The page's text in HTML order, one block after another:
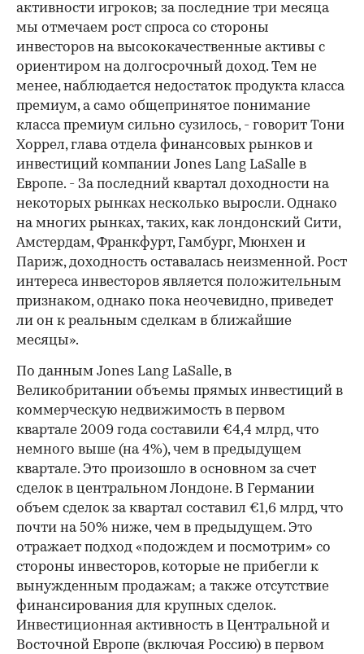
активности игроков; за последние три месяца
мы отмечаем рост спроса со стороны
инвесторов на высококачественные активы с
ориентиром на долгосрочный доход. Тем не
менее, наблюдается недостаток продукта класса
премиум, а само общепринятое понимание
класса премиум сильно сузилось, - говорит Тони
Хоррел, глава отдела финансовых рынков и
инвестиций компании Jones Lang LaSalle в
Европе. - За последний квартал доходности на
некоторых рынках несколько выросли. Однако
на многих рынках, таких, как лондонский Сити,
Амстердам, Франкфурт, Гамбург, Мюнхен и
Париж, доходность оставалась неизменной. Рост
интереса инвесторов является положительным
признаком, однако пока неочевидно, приведет
ли он к реальным сделкам в ближайшие
месяцы».
По данным Jones Lang LaSalle, в
Великобритании объемы прямых инвестиций в
коммерческую недвижимость в первом
квартале 2009 года составили €4,4 млрд, что
немного выше (на 4%), чем в предыдущем
квартале. Это произошло в основном за счет
сделок в центральном Лондоне. В Германии
объем сделок за квартал составил €1,6 млрд, что
почти на 50% ниже, чем в предыдущем. Это
отражает подход «подождем и посмотрим» со
стороны инвесторов, которые не прибегли к
вынужденным продажам; а также отсутствие
финансирования для крупных сделок.
Инвестиционная активность в Центральной и
Восточной Европе (включая Россию) в первом